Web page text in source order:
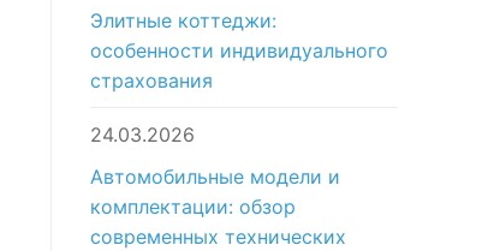
Элитные коттеджи:
особенности индивидуального
страхования
24.03.2026
Автомобильные модели и
комплектации: обзор
современных технических